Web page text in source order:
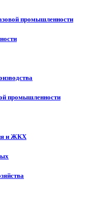
промышленности
промышленности
и ЖКХ